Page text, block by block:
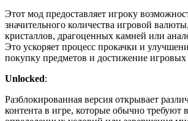
Этот мод предоставляет игроку
значительного количества игровой
кристаллов, драгоценных камней или
Это ускоряет процесс прокачки и
покупку предметов и достижение игровых
Unlocked:
Разблокированная версия открывает
контента в игре, которые обычно требуют